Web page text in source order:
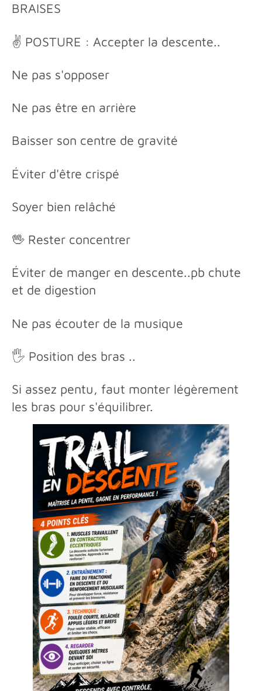
BRAISES
✌️ POSTURE : Accepter la descente..
Ne pas s'opposer
Ne pas être en arrière
Baisser son centre de gravité
Éviter d'être crispé
Soyer bien relâché
🖖 Rester concentrer
Éviter de manger en descente..pb chute
et de digestion
Ne pas écouter de la musique
🖐️ Position des bras ..
Si assez pentu, faut monter légèrement
les bras pour s'équilibrer.